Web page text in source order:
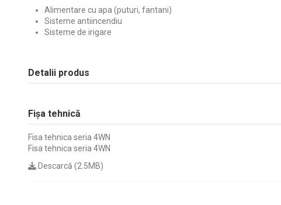
Alimentare cu apa (puturi, fantani)
Sisteme antiincendiu
Sisteme de irigare
Detalii produs
Fișa tehnică
Fisa tehnica seria 4WN
Fisa tehnica seria 4WN
Descarcă (2.5MB)